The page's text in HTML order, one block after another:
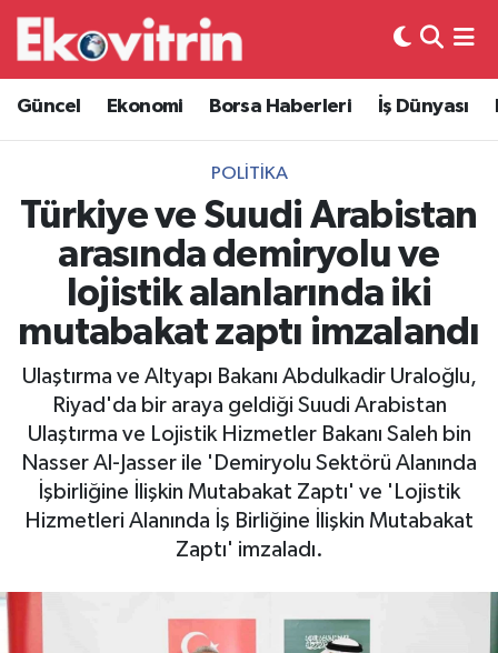
Güncel Ekonomi Borsa Haberleri İş Dünyası
POLITIKA
Türkiye ve Suudi Arabistan
arasında demiryolu ve
lojistik alanlarında iki
mutabakat zaptı imzalandı
Ulaştırma ve Altyapı Bakanı Abdulkadir Uraloğlu,
Riyad'da bir araya geldiği Suudi Arabistan
Ulaştırma ve Lojistik Hizmetler Bakanı Saleh bin
Nasser Al-Jasser ile 'Demiryolu Sektörü Alanında
İşbirliğine İlişkin Mutabakat Zaptı' ve 'Lojistik
Hizmetleri Alanında İş Birliğine İlişkin Mutabakat
Zaptı' imzaladı.
Güncel
Ekonomi
Borsa Haberleri
İş Dünyası
Lojistik
Otovitrin
Asayiş
Magazin
Spor
Hava Durumu
Trafik Durumu
Süper Lig Puan Durumu ve Fikstür
Tüm Manşetler
Son Dakika Haberleri
Haber Arşivi